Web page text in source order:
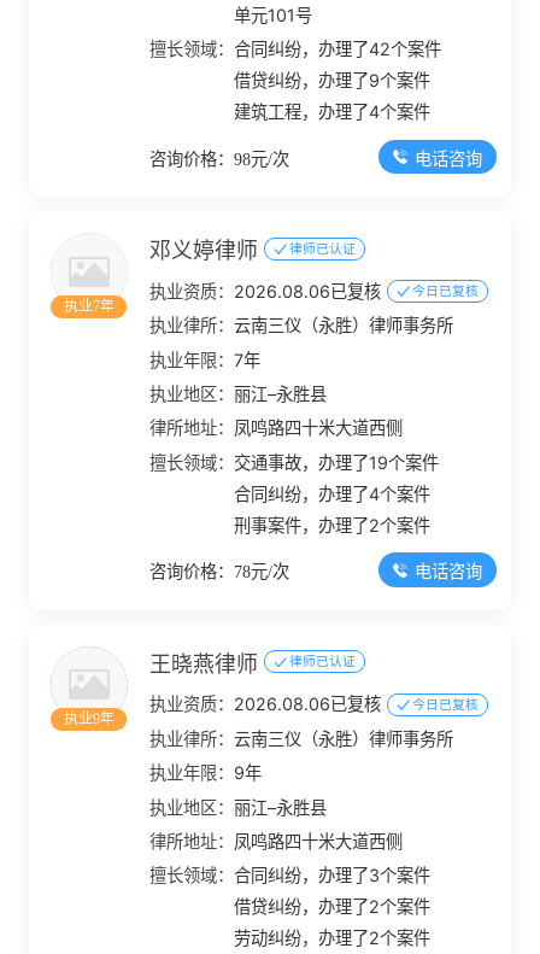
单元101号
擅长领域：合同纠纷，办理了42个案件
借贷纠纷，办理了9个案件
建筑工程，办理了4个案件
咨询价格：98元/次 电话咨询
执业7年
邓义婷律师 律师已认证
执业资质： 2026.08.06已复核 今日已复核
执业律所：云南三仪（永胜）律师事务所
执业年限：7年
执业地区：丽江–永胜县
律所地址： 凤鸣路四十米大道西侧
擅长领域： 交通事故，办理了19个案件
合同纠纷，办理了4个案件
刑事案件，办理了2个案件
咨询价格：78元/次 电话咨询
执业9年
王晓燕律师 律师已认证
执业资质： 2026.08.06已复核 今日已复核
执业律所：云南三仪（永胜）律师事务所
执业年限： 9年
执业地区：丽江–永胜县
律所地址： 凤鸣路四十米大道西侧
擅长领域：合同纠纷，办理了3个案件
借贷纠纷，办理了2个案件
劳动纠纷，办理了2个案件